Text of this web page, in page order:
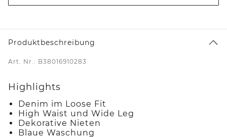
Produktbeschreibung
Art. Nr.: B38016910283
Highlights
Denim im Loose Fit
High Waist und Wide Leg
Dekorative Nieten
Blaue Waschung